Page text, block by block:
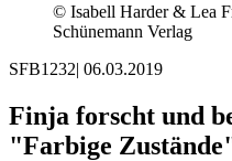
© Isabell Harder & Lea
Schünemann Verlag
SFB1232| 06.03.2019
Finja forscht und
"Farbige